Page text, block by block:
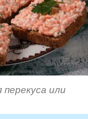
перекуса или